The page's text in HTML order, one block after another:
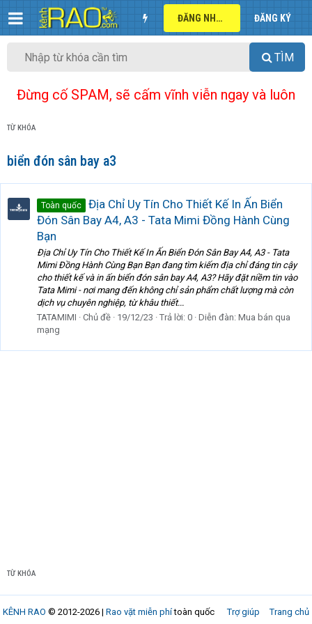
ĐĂNG NHẬP ĐĂNG KÝ
TÌM
Đừng cố SPAM, sẽ cấm vĩnh viễn ngay và luôn
TỪ KHÓA
biển đón sân bay a3
Toàn quốc
Địa Chỉ Uy Tín Cho Thiết Kế In Ấn Biển
Đón Sân Bay A4, A3 - Tata Mimi Đồng Hành Cùng
Bạn
Địa Chỉ Uy Tín Cho Thiết Kế In Ấn Biển Đón Sân Bay A4, A3 - Tata
Mimi Đồng Hành Cùng Bạn Bạn đang tìm kiếm địa chỉ đáng tin cậy
cho thiết kế và in ấn biển đón sân bay A4, A3? Hãy đặt niềm tin vào
Tata Mimi - nơi mang đến không chỉ sản phẩm chất lượng mà còn
dịch vụ chuyên nghiệp, từ khâu thiết...
TATAMIMI
Chủ đề 19/12/23 Trả lời: 0 Diễn đàn: Mua bán qua
mạng
TỪ KHÓA
Trợ giúp Trang chủ
KÊNH RAO © 2012-2026 | Rao vặt miễn phítoàn quốc